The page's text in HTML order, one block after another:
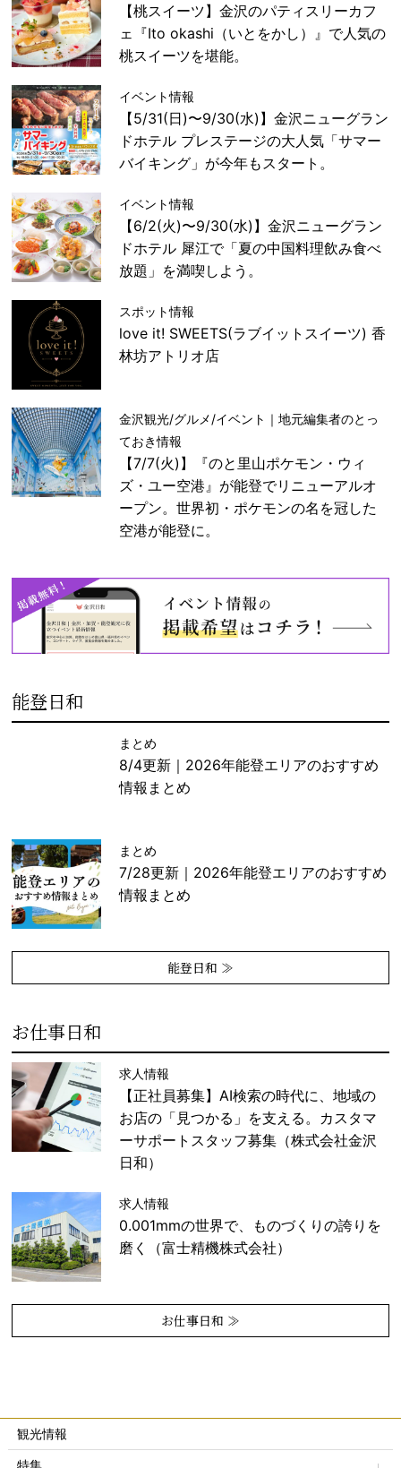
【桃スイーツ】金沢のパティスリーカフ
ェ『Ito okashi（いとをかし）』で人気の
桃スイーツを堪能。
イベント情報
【5/31(日)〜9/30(水)】金沢ニューグラン
ドホテル プレステージの大人気「サマー
バイキング」が今年もスタート。
イベント情報
【6/2(火)〜9/30(水)】金沢ニューグラン
ドホテル 犀江で「夏の中国料理飲み食べ
放題」を満喫しよう。
スポット情報
love it! SWEETS(ラブイットスイーツ) 香
林坊アトリオ店
金沢観光/グルメ/イベント｜地元編集者のとっ
ておき情報
【7/7(火)】『のと里山ポケモン・ウィ
ズ・ユー空港』が能登でリニューアルオ
ープン。世界初・ポケモンの名を冠した
空港が能登に。
能登日和
まとめ
8/4更新｜2026年能登エリアのおすすめ
情報まとめ
まとめ
7/28更新｜2026年能登エリアのおすすめ
情報まとめ
能登日和 ≫
お仕事日和
求人情報
【正社員募集】AI検索の時代に、地域の
お店の「見つかる」を支える。カスタマ
ーサポートスタッフ募集（株式会社金沢
日和）
求人情報
0.001mmの世界で、ものづくりの誇りを
磨く（富士精機株式会社）
お仕事日和 ≫
観光情報